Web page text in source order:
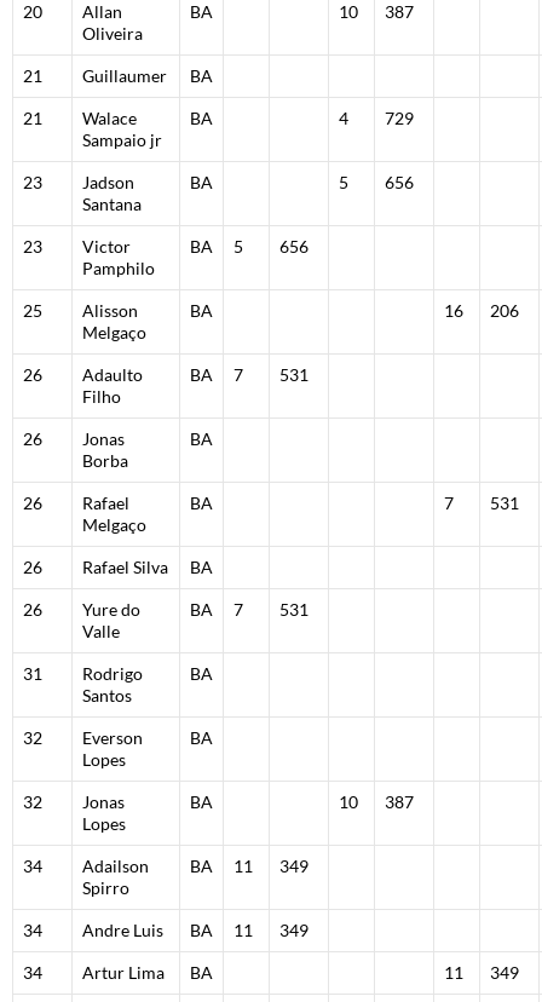
20
Allan
Oliveira
BA 10 387
21 Guillaumer BA
21
Walace
Sampaio jr
BA 4 729
23
Jadson
Santana
BA 5 656
23
Victor
Pamphilo
BA 5 656
25
Alisson
Melgaço
BA 16 206
26
Adaulto
Filho
BA 7 531
26
Jonas
Borba
BA
26
Rafael
Melgaço
BA 7 531
26 Rafael Silva BA
26
Yure do
Valle
BA 7 531
31
Rodrigo
Santos
BA
32
Everson
Lopes
BA
32
Jonas
Lopes
BA 10 387
34
Adailson
Spirro
BA 11 349
34 Andre Luis BA 11 349
34 Artur Lima BA 11 349